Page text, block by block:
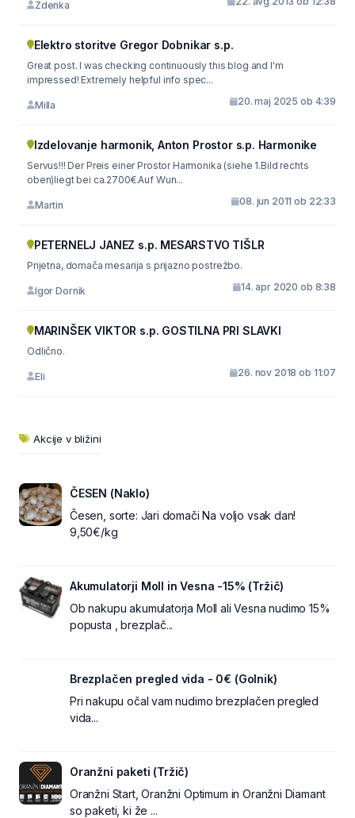
Zdenka
Elektro storitve Gregor Dobnikar s.p.
Great post. I was checking continuously this blog and I'm
impressed! Extremely helpful info spec...
Milla 20. maj 2025 ob 4:39
Izdelovanje harmonik, Anton Prostor s.p. Harmonike
Servus!!! Der Preis einer Prostor Harmonika (siehe 1.Bild rechts
oben)liegt bei ca.2700€.Auf Wun...
Martin 08. jun 2011 ob 22:33
PETERNELJ JANEZ s.p. MESARSTVO TIŠLR
Prijetna, domača mesarija s prijazno postrežbo.
Igor Dornik 14. apr 2020 ob 8:38
MARINŠEK VIKTOR s.p. GOSTILNA PRI SLAVKI
Odlično.
Eli 26. nov 2018 ob 11:07
Akcije v bližini
ČESEN (Naklo)
Česen, sorte: Jari domači Na voljo vsak dan!
9,50€/kg
Akumulatorji Moll in Vesna -15% (Tržič)
Ob nakupu akumulatorja Moll ali Vesna nudimo 15%
popusta , brezplač...
Brezplačen pregled vida - 0€ (Golnik)
Pri nakupu očal vam nudimo brezplačen pregled
vida...
Oranžni paketi (Tržič)
Oranžni Start, Oranžni Optimum in Oranžni Diamant
so paketi, ki že ...